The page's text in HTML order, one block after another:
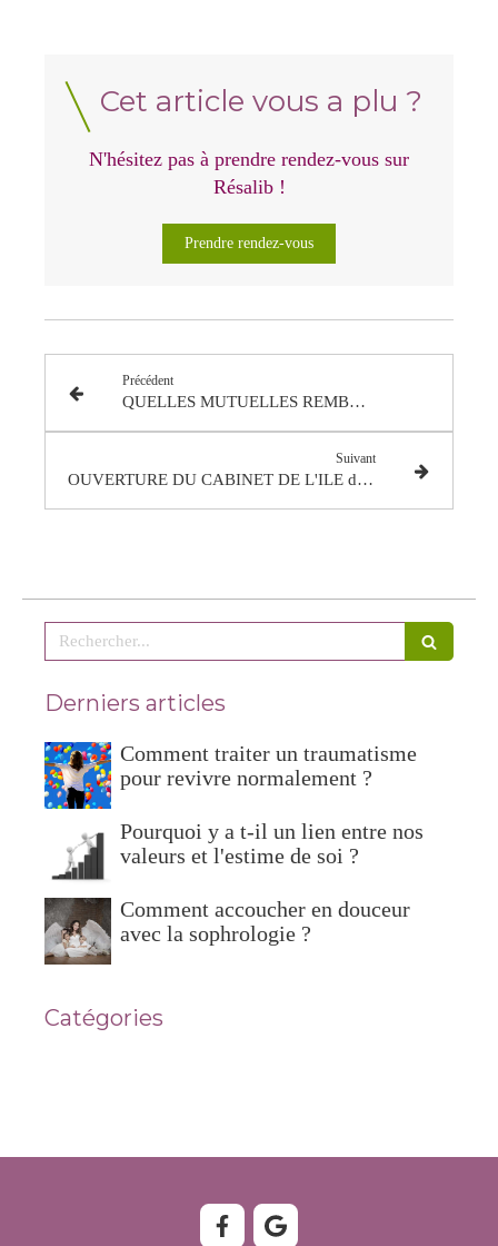
Cet article vous a plu ?
N'hésitez pas à prendre rendez-vous sur
Résalib !
Prendre rendez-vous
Précédent
QUELLES MUTUELLES REMBOURSENT LES SEANCES DE SOPHROLOGIE
Suivant
OUVERTURE DU CABINET DE L'ILE d' OLONNE
Rechercher
Derniers articles
Comment traiter un traumatisme
pour revivre normalement ?
Pourquoi y a t-il un lien entre nos
valeurs et l'estime de soi ?
Comment accoucher en douceur
avec la sophrologie ?
Catégories